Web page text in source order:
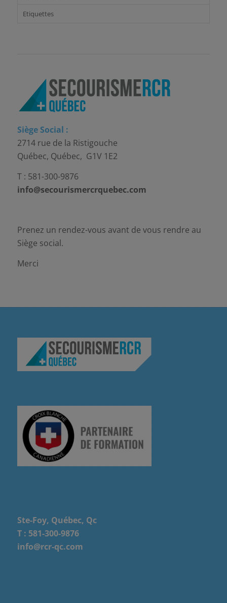
Etiquettes
Siège Social :
2714 rue de la Ristigouche
Québec, Québec, G1V 1E2
T : 581-300-9876
info@secourismercrquebec.com
Prenez un rendez-vous avant de vous rendre au
Siège social.
Merci
Ste-Foy, Québec, Qc
T : 581-300-9876
info@rcr-qc.com